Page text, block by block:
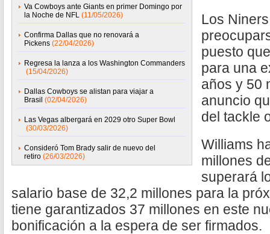
Va Cowboys ante Giants en primer Domingo por
la Noche de NFL (11/05/2026)
Confirma Dallas que no renovará a
Pickens (22/04/2026)
Regresa la lanza a los Washington Commanders
(15/04/2026)
Dallas Cowboys se alistan para viajar a
Brasil (02/04/2026)
Las Vegas albergará en 2029 otro Super Bowl
(30/03/2026)
Consideró Tom Brady salir de nuevo del
retiro (26/03/2026)
Los
puesto
para una
años y 50
anuncio
del tackle
Williams
millones
superará
salario base de 32,2 millones para la
tiene garantizados 37 millones en este
bonificación a la espera de ser firmados.